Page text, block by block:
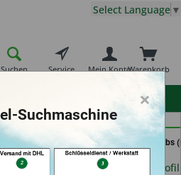
Suchen Service Warenkorb
Mein Konto
Select Language ▼
Schuh und
Bernd
im Kaufpark (in
Schlüssel Jacobs
Krefeld)
Händlerprofil
×
Suchmaschine